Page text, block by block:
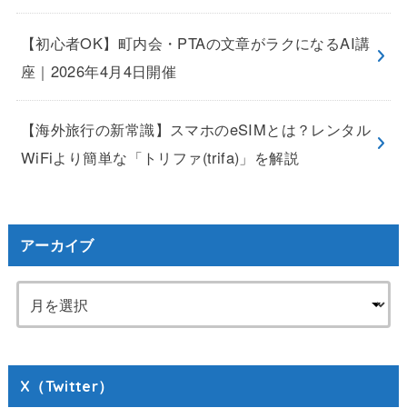
【初心者OK】町内会・PTAの文章がラクになるAI講
座｜2026年4月4日開催
【海外旅行の新常識】スマホのeSIMとは？レンタル
WiFiより簡単な「トリファ(trifa)」を解説
アーカイブ
X（Twitter）